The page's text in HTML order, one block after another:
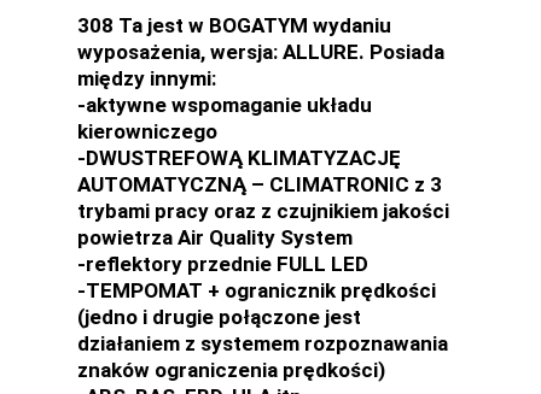
308 Ta jest w BOGATYM wydaniu
wyposażenia, wersja: ALLURE. Posiada
między innymi:
-aktywne wspomaganie układu
kierowniczego
-DWUSTREFOWĄ KLIMATYZACJĘ
AUTOMATYCZNĄ – CLIMATRONIC z 3
trybami pracy oraz z czujnikiem jakości
powietrza Air Quality System
-reflektory przednie FULL LED
-TEMPOMAT + ogranicznik prędkości
(jedno i drugie połączone jest
działaniem z systemem rozpoznawania
znaków ograniczenia prędkości)